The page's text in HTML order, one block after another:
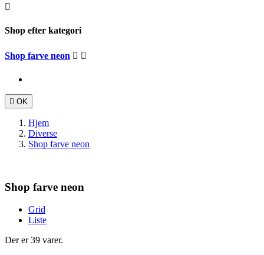

Shop efter kategori
Shop farve neon  
 OK
Hjem
Diverse
Shop farve neon
Shop farve neon
Grid
Liste
Der er 39 varer.